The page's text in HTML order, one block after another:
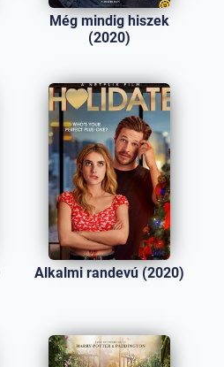
Még mindig hiszek
(2020)
Alkalmi randevú (2020)